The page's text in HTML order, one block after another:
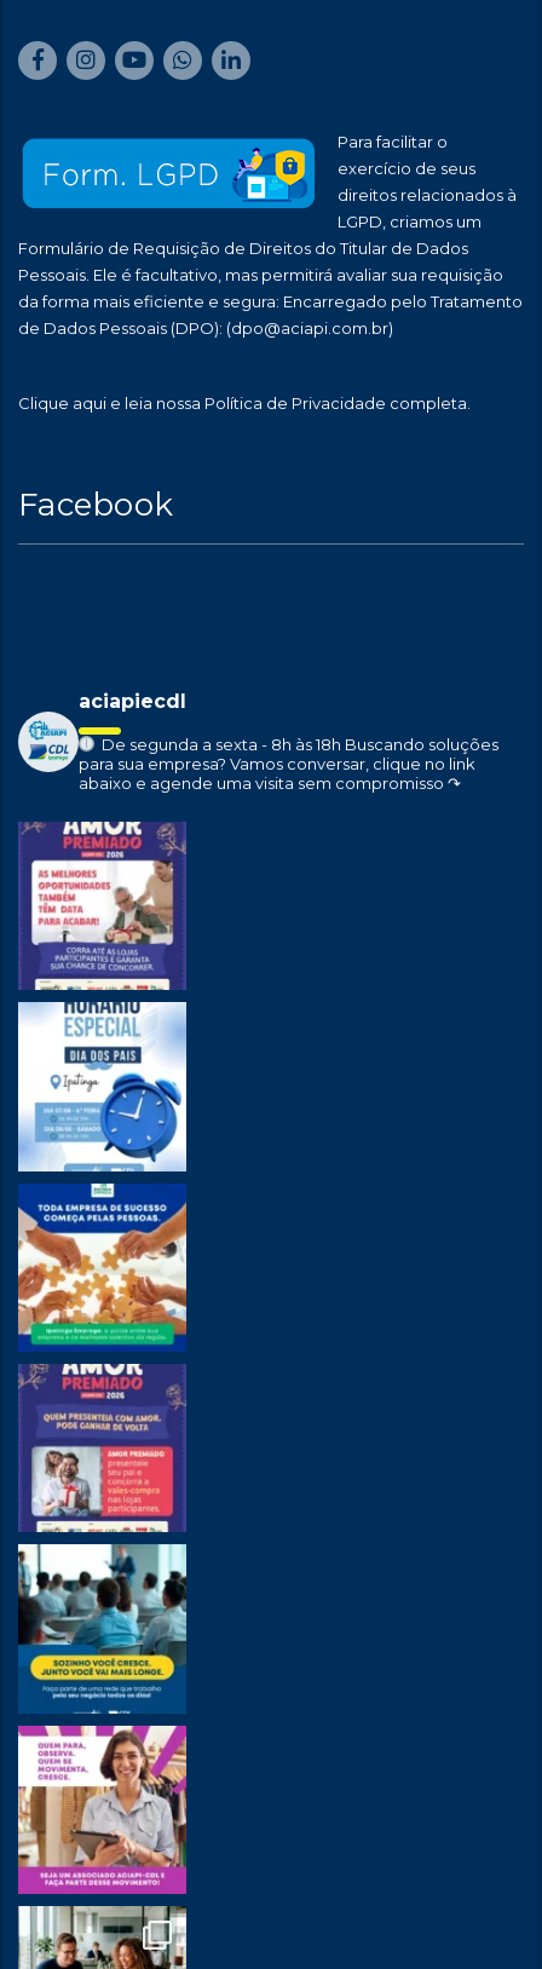
Para facilitar o
exercício de seus
direitos relacionados à
LGPD, criamos um
Formulário de Requisição de Direitos do Titular de Dados
Pessoais. Ele é facultativo, mas permitirá avaliar sua requisição
da forma mais eficiente e segura: Encarregado pelo Tratamento
de Dados Pessoais (DPO): (dpo@aciapi.com.br)
Clique aqui e leia nossa Política de Privacidade completa.
Facebook
aciapiecdl
De segunda a sexta - 8h às 18h Buscando soluções
para sua empresa? Vamos conversar, clique no link
abaixo e agende uma visita sem compromisso ↷